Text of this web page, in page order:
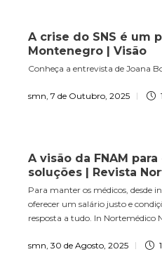
A crise do SNS é um
Montenegro | Visão
Conheça a entrevista de Joana
smn, 7 de Outubro, 2025
A visão da FNAM para
soluções | Revista
Para manter os médicos, desde
oferecer um salário justo e
resposta a tudo. In Nortemédico
smn, 30 de Agosto, 2025